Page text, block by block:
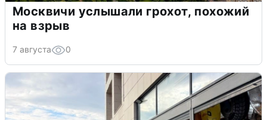
Москвичи услышали грохот, похожий
на взрыв
7 августа 0